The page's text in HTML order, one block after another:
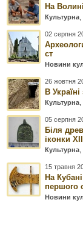
На
Культурна
02 серпня
ст
Новини
26 жовтня
В
Культурна
05 серпня
Біля
іконки
Культурна
15 травня
На
першого
Новини